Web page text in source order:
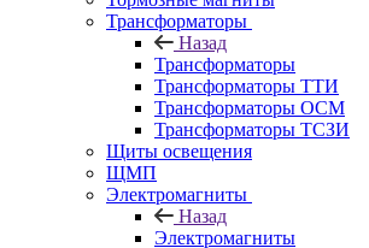
Трансформаторы
Назад
Трансформаторы
Трансформаторы ТТИ
Трансформаторы ОСМ
Трансформаторы ТСЗИ
Щиты освещения
ЩМП
Электромагниты
Назад
Электромагниты